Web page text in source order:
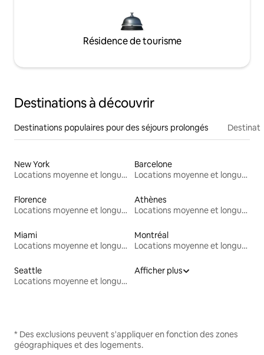
Résidence de tourisme
Destinations à découvrir
Destinations populaires pour des séjours prolongés
New York
Locations moyenne et longue durée
Barcelone
Locations moyenne et longue durée
Florence
Locations moyenne et longue durée
Athènes
Locations moyenne et longue durée
Miami
Locations moyenne et longue durée
Montréal
Locations moyenne et longue durée
Seattle
Locations moyenne et longue durée
Afficher plus
* Des exclusions peuvent s'appliquer en fonction des zones
géographiques et des logements.